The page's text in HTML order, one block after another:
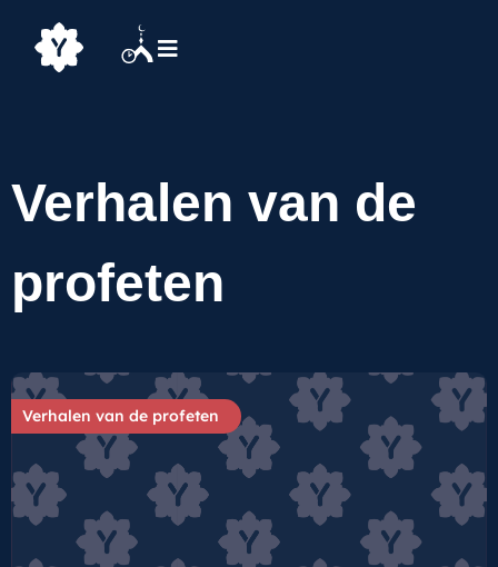
Verhalen van de
profeten
Verhalen van de profeten